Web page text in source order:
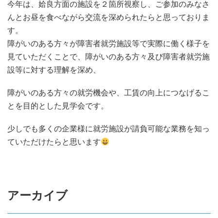
今年は、姶良方面の施設を２箇所視察し、ご参加のみなさ
んとお昼を食べながら交流を深められたらと思っておりま
す。
障がいのある方々が障害者就労施設等で実際に働く様子を
見ていただくことで、障がいのある方々及び障害者就労施
設等に対する理解を深め、
障がいのある方々の就労機会や、工賃の向上につなげるこ
とを目的とした見学会です。
少しでも多くの企業様に就労施設が請負可能な業務を知っ
ていただけたらと思います
アーカイブ